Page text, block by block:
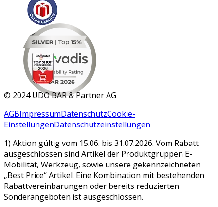
MAR 2026
© 2024 UDO BÄR & Partner AG
AGBImpressumDatenschutzCookie-
EinstellungenDatenschutzeinstellungen
1) Aktion gültig vom 15.06. bis 31.07.2026. Vom Rabatt
ausgeschlossen sind Artikel der Produktgruppen E-
Mobilität, Werkzeug, sowie unsere gekennzeichneten
„Best Price“ Artikel. Eine Kombination mit bestehenden
Rabattvereinbarungen oder bereits reduzierten
Sonderangeboten ist ausgeschlossen.